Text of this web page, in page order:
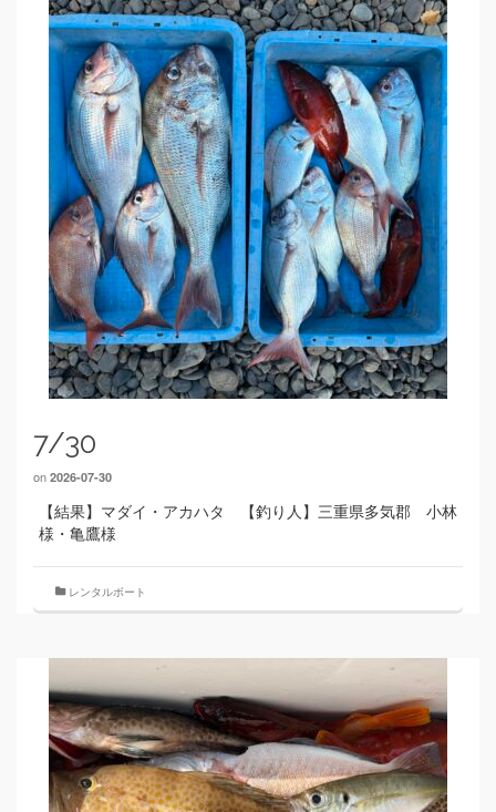
7/30
on 2026-07-30
【結果】マダイ・アカハタ 【釣り人】三重県多気郡 小林
様・亀鷹様
レンタルボート